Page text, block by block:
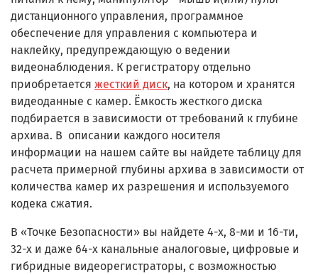
дистанционного управления, программное
обеспечение для управления с компьютера и
наклейку, предупреждающую о ведении
видеонаблюдения. К регистратору отдельно
приобретается жесткий диск, на котором и хранятся
видеоданные с камер. Ёмкость жесткого диска
подбирается в зависимости от требований к глубине
архива. В описании каждого носителя
информации на нашем сайте вы найдете таблицу для
расчета примерной глубины архива в зависимости от
количества камер их разрешения и используемого
кодека сжатия.
В «Точке Безопасности» вы найдете 4-х, 8-ми и 16-ти,
32-х и даже 64-х канальные аналоговые, цифровые и
гибридные видеорегистраторы, с возможностью